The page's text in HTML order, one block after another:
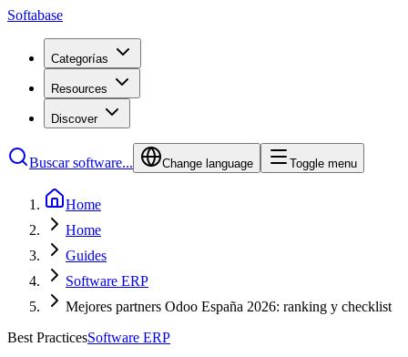
Softabase
Categorías
Resources
Discover
Buscar software... Change language Toggle menu
Home
Home
Guides
Software ERP
Mejores partners Odoo España 2026: ranking y checklist
Best PracticesSoftware ERP